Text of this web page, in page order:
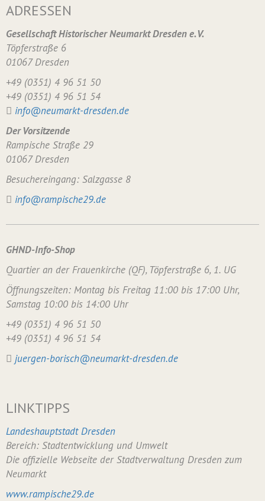
ADRESSEN
Gesellschaft Historischer Neumarkt Dresden e. V.
Töpferstraße 6
01067 Dresden
+49 (0351) 4 96 51 50
+49 (0351) 4 96 51 54
info@neumarkt-dresden.de
Der Vorsitzende
Rampische Straße 29
01067 Dresden
Besuchereingang: Salzgasse 8
info@rampische29.de
GHND-Info-Shop
Quartier an der Frauenkirche (QF), Töpferstraße 6, 1. UG
Öffnungszeiten: Montag bis Freitag 11:00 bis 17:00 Uhr,
Samstag 10:00 bis 14:00 Uhr
+49 (0351) 4 96 51 50
+49 (0351) 4 96 51 54
juergen-borisch@neumarkt-dresden.de
LINKTIPPS
Landeshauptstadt Dresden
Bereich: Stadtentwicklung und Umwelt
Die offizielle Webseite der Stadtverwaltung Dresden zum
Neumarkt
www.rampische29.de